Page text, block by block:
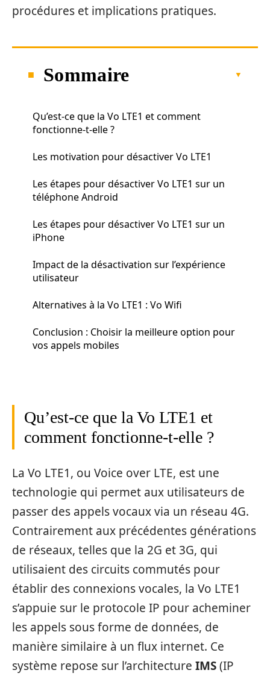
procédures et implications pratiques.
Sommaire
Qu’est-ce que la Vo LTE1 et comment
fonctionne-t-elle ?
Les motivation pour désactiver Vo LTE1
Les étapes pour désactiver Vo LTE1 sur un
téléphone Android
Les étapes pour désactiver Vo LTE1 sur un
iPhone
Impact de la désactivation sur l’expérience
utilisateur
Alternatives à la Vo LTE1 : Vo Wifi
Conclusion : Choisir la meilleure option pour
vos appels mobiles
Qu’est-ce que la Vo LTE1 et
comment fonctionne-t-elle ?
La Vo LTE1, ou Voice over LTE, est une
technologie qui permet aux utilisateurs de
passer des appels vocaux via un réseau 4G.
Contrairement aux précédentes générations
de réseaux, telles que la 2G et 3G, qui
utilisaient des circuits commutés pour
établir des connexions vocales, la Vo LTE1
s’appuie sur le protocole IP pour acheminer
les appels sous forme de données, de
manière similaire à un flux internet. Ce
système repose sur l’architecture IMS(IP